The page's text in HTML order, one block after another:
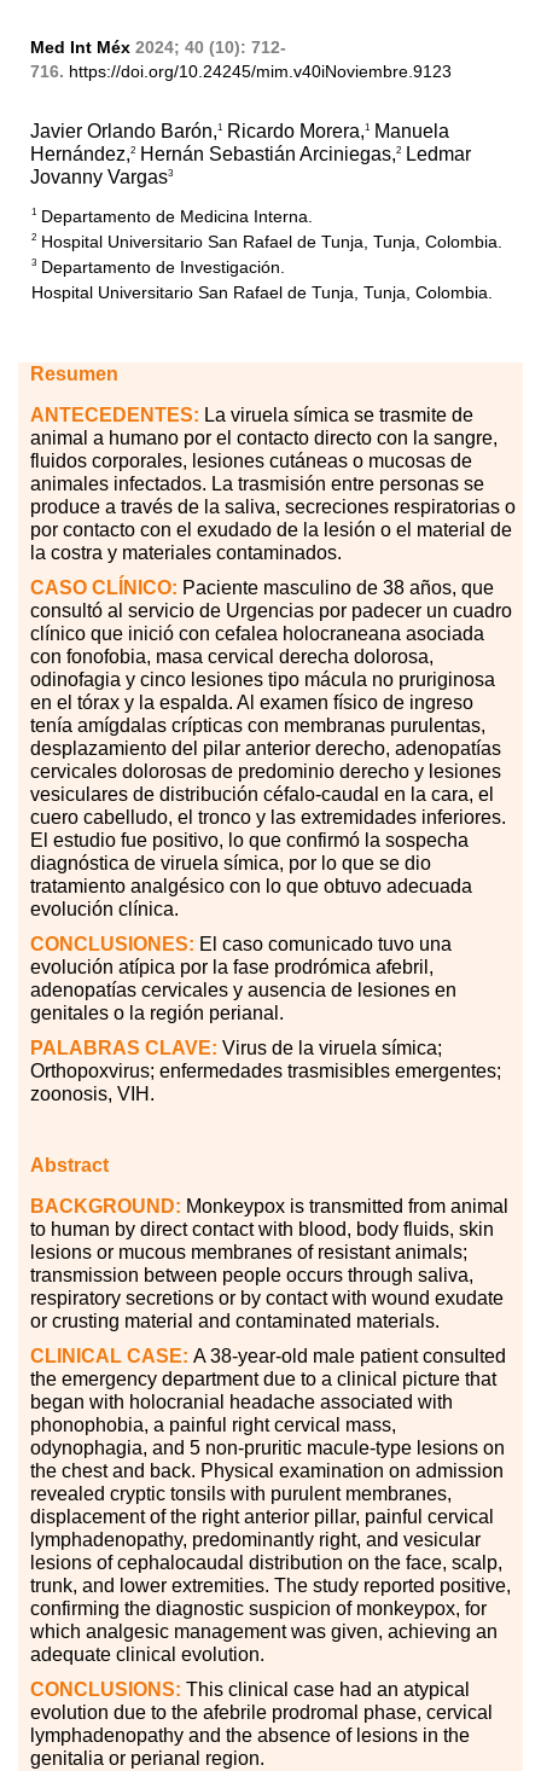
Med Int Méx 2024; 40 (10): 712-
716. https://doi.org/10.24245/mim.v40iNoviembre.9123
Javier Orlando Barón,1 Ricardo Morera,1
Manuela
Hernández,2 Hernán Sebastián Arciniegas,2
Ledmar
Jovanny Vargas3
1 Departamento de Medicina Interna.
2 Hospital Universitario San Rafael de Tunja, Tunja, Colombia.
3 Departamento de Investigación.
Hospital Universitario San Rafael de Tunja, Tunja, Colombia.
Resumen
ANTECEDENTES: La viruela símica se trasmite de
animal a humano por el contacto directo con la sangre,
fluidos corporales, lesiones cutáneas o mucosas de
animales infectados. La trasmisión entre personas se
produce a través de la saliva, secreciones respiratorias o
por contacto con el exudado de la lesión o el material de
la costra y materiales contaminados.
CASO CLÍNICO: Paciente masculino de 38 años, que
consultó al servicio de Urgencias por padecer un cuadro
clínico que inició con cefalea holocraneana asociada
con fonofobia, masa cervical derecha dolorosa,
odinofagia y cinco lesiones tipo mácula no pruriginosa
en el tórax y la espalda. Al examen físico de ingreso
tenía amígdalas crípticas con membranas purulentas,
desplazamiento del pilar anterior derecho, adenopatías
cervicales dolorosas de predominio derecho y lesiones
vesiculares de distribución céfalo-caudal en la cara, el
cuero cabelludo, el tronco y las extremidades inferiores.
El estudio fue positivo, lo que confirmó la sospecha
diagnóstica de viruela símica, por lo que se dio
tratamiento analgésico con lo que obtuvo adecuada
evolución clínica.
CONCLUSIONES: El caso comunicado tuvo una
evolución atípica por la fase prodrómica afebril,
adenopatías cervicales y ausencia de lesiones en
genitales o la región perianal.
PALABRAS CLAVE: Virus de la viruela símica;
Orthopoxvirus; enfermedades trasmisibles emergentes;
zoonosis, VIH.
Abstract
BACKGROUND: Monkeypox is transmitted from animal
to human by direct contact with blood, body fluids, skin
lesions or mucous membranes of resistant animals;
transmission between people occurs through saliva,
respiratory secretions or by contact with wound exudate
or crusting material and contaminated materials.
CLINICAL CASE: A 38-year-old male patient consulted
the emergency department due to a clinical picture that
began with holocranial headache associated with
phonophobia, a painful right cervical mass,
odynophagia, and 5 non-pruritic macule-type lesions on
the chest and back. Physical examination on admission
revealed cryptic tonsils with purulent membranes,
displacement of the right anterior pillar, painful cervical
lymphadenopathy, predominantly right, and vesicular
lesions of cephalocaudal distribution on the face, scalp,
trunk, and lower extremities. The study reported positive,
confirming the diagnostic suspicion of monkeypox, for
which analgesic management was given, achieving an
adequate clinical evolution.
CONCLUSIONS: This clinical case had an atypical
evolution due to the afebrile prodromal phase, cervical
lymphadenopathy and the absence of lesions in the
genitalia or perianal region.